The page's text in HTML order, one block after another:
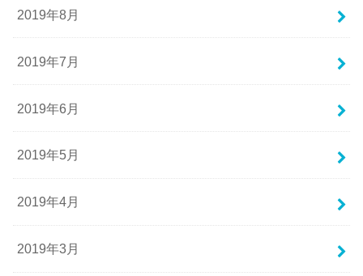
2019年8月
2019年7月
2019年6月
2019年5月
2019年4月
2019年3月